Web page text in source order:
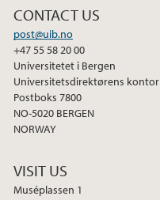
CONTACT US
post@uib.no
+47 55 58 20 00
Universitetet i Bergen
Universitetsdirektørens kontor
Postboks 7800
NO-5020 BERGEN
NORWAY
VISIT US
Muséplassen 1